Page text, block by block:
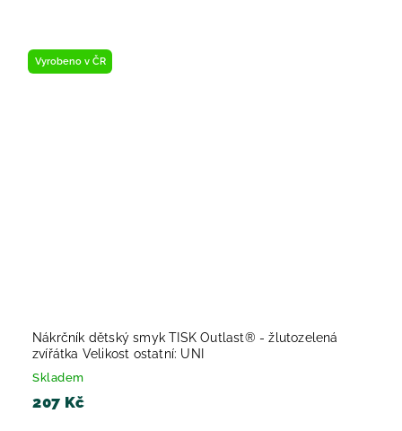
Vyrobeno v ČR
Nákrčník dětský smyk TISK Outlast® - žlutozelená
zvířátka Velikost ostatní: UNI
Skladem
207 Kč